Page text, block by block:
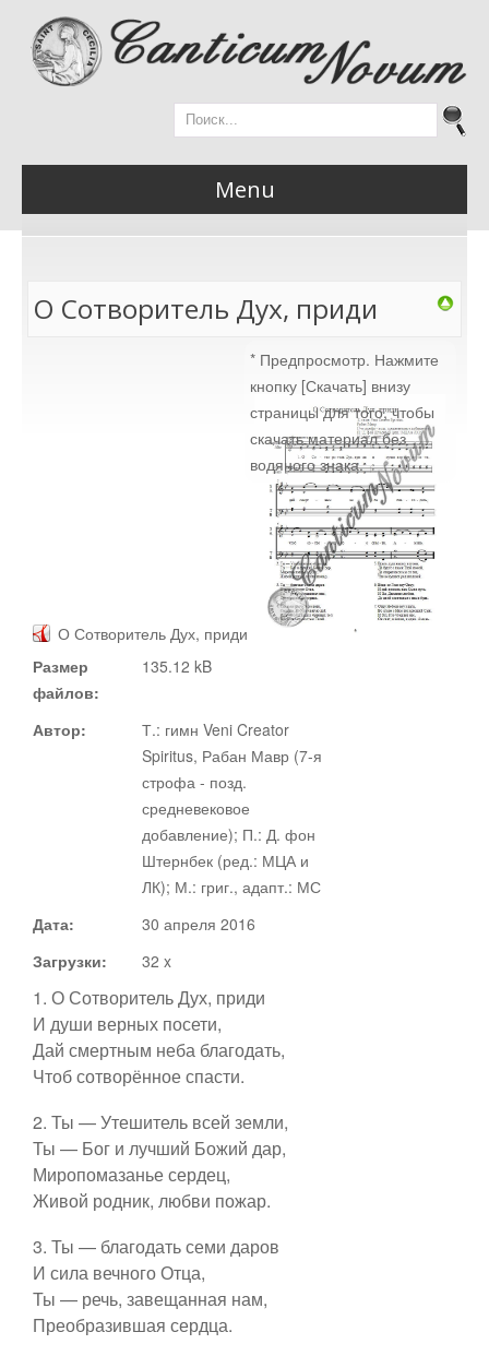
Menu
Видео
Ноты
Адвент
Пасха
Пятидесятница
Рядовое время
Ординарий Мессы
Евхаристические
Богородице
Ко святым
О Сотворитель Дух, приди
* Предпросмотр. Нажмите
кнопку [Скачать] внизу
страницы для того, чтобы
скачать материал без
водяного знака.
О Сотворитель Дух, приди
Размер
файлов:
135.12 kB
Автор:
Т.: гимн Veni Creator
Spiritus, Рабан Мавр (7-я
строфа - позд.
средневековое
добавление); П.: Д. фон
Штернбек (ред.: МЦА и
ЛК); М.: григ., адапт.: МС
Дата:
30 апреля 2016
Загрузки:
32 x
1. О Сотворитель Дух, приди
И души верных посети,
Дай смертным неба благодать,
Чтоб сотворённое спасти.
2. Ты — Утешитель всей земли,
Ты — Бог и лучший Божий дар,
Миропомазанье сердец,
Живой родник, любви пожар.
3. Ты — благодать семи даров
И сила вечного Отца,
Ты — речь, завещанная нам,
Преобразившая сердца.